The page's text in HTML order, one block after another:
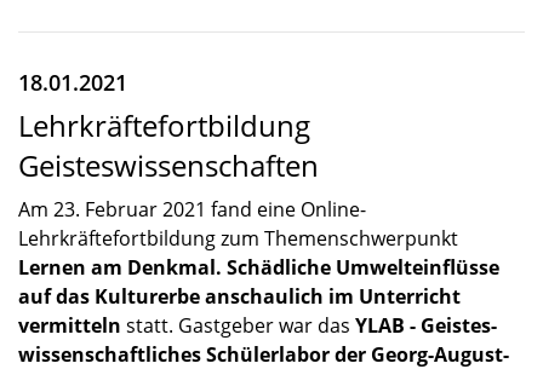
18.01.2021
Lehrkräftefortbildung
Geisteswissenschaften
Am 23. Februar 2021 fand eine Online-
Lehrkräftefortbildung zum Themen­schwer­punkt
Lernen am Denkmal. Schäd­li­che Umwelt­ein­flüsse
auf das Kultur­erbe anschau­lich im Unter­richt
vermit­teln statt. Gastge­ber war das YLAB - Geistes­
wis­sen­schaft­li­ches Schüler­la­bor der Georg-August-